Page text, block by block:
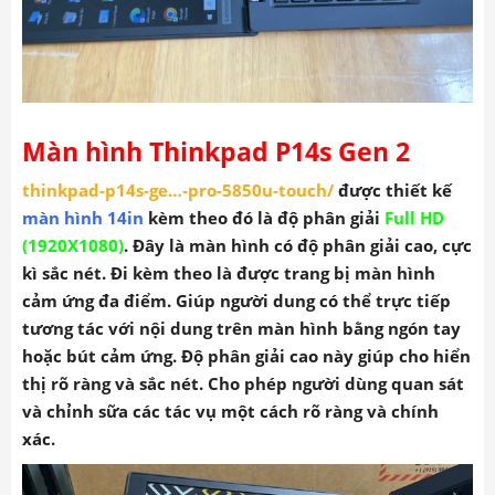
Màn hình Thinkpad P14s Gen 2
thinkpad-p14s-ge…-pro-5850u-touch/ được thiết kế
màn hình 14in kèm theo đó là độ phân giải Full HD
(1920X1080). Đây là màn hình có độ phân giải cao, cực
kì sắc nét. Đi kèm theo là được trang bị màn hình
cảm ứng đa điểm. Giúp người dung có thể trực tiếp
tương tác với nội dung trên màn hình bằng ngón tay
hoặc bút cảm ứng. Độ phân giải cao này giúp cho hiển
thị rõ ràng và sắc nét. Cho phép người dùng quan sát
và chỉnh sữa các tác vụ một cách rõ ràng và chính
xác.